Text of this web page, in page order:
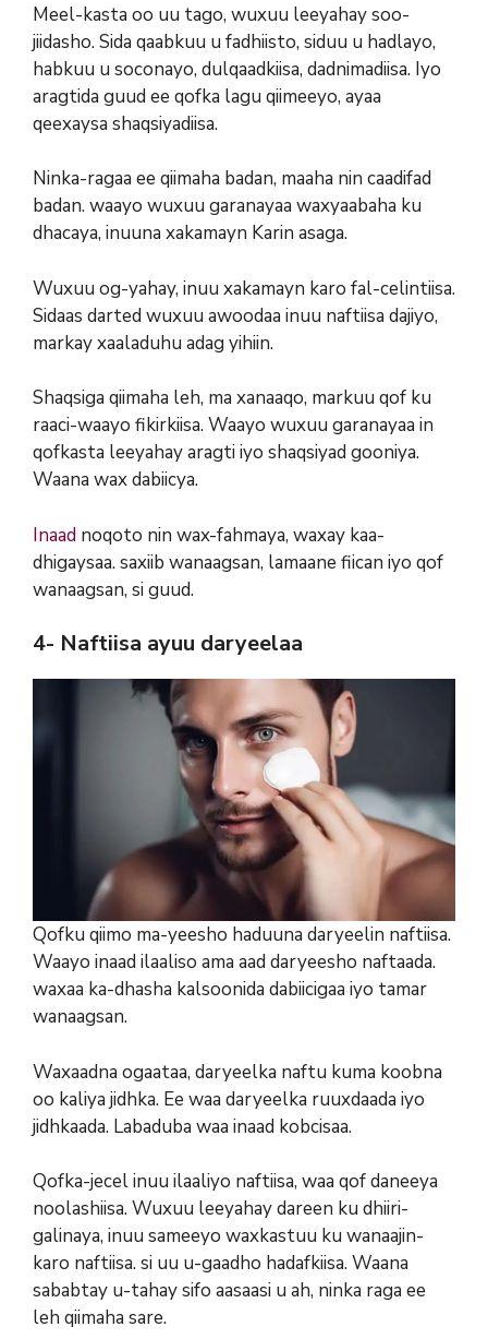
Meel-kasta oo uu tago, wuxuu leeyahay soo-
jiidasho. Sida qaabkuu u fadhiisto, siduu u hadlayo,
habkuu u soconayo, dulqaadkiisa, dadnimadiisa. Iyo
aragtida guud ee qofka lagu qiimeeyo, ayaa
qeexaysa shaqsiyadiisa.
Ninka-ragaa ee qiimaha badan, maaha nin caadifad
badan. waayo wuxuu garanayaa waxyaabaha ku
dhacaya, inuuna xakamayn Karin asaga.
Wuxuu og-yahay, inuu xakamayn karo fal-celintiisa.
Sidaas darted wuxuu awoodaa inuu naftiisa dajiyo,
markay xaaladuhu adag yihiin.
Shaqsiga qiimaha leh, ma xanaaqo, markuu qof ku
raaci-waayo fikirkiisa. Waayo wuxuu garanayaa in
qofkasta leeyahay aragti iyo shaqsiyad gooniya.
Waana wax dabiicya.
Inaad noqoto nin wax-fahmaya, waxay kaa-
dhigaysaa. saxiib wanaagsan, lamaane fiican iyo qof
wanaagsan, si guud.
4- Naftiisa ayuu daryeelaa
Qofku qiimo ma-yeesho haduuna daryeelin naftiisa.
Waayo inaad ilaaliso ama aad daryeesho naftaada.
waxaa ka-dhasha kalsoonida dabiicigaa iyo tamar
wanaagsan.
Waxaadna ogaataa, daryeelka naftu kuma koobna
oo kaliya jidhka. Ee waa daryeelka ruuxdaada iyo
jidhkaada. Labaduba waa inaad kobcisaa.
Qofka-jecel inuu ilaaliyo naftiisa, waa qof daneeya
noolashiisa. Wuxuu leeyahay dareen ku dhiiri-
galinaya, inuu sameeyo waxkastuu ku wanaajin-
karo naftiisa. si uu u-gaadho hadafkiisa. Waana
sababtay u-tahay sifo aasaasi u ah, ninka raga ee
leh qiimaha sare.